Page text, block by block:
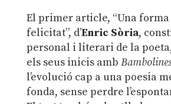
El primer article, “Una forma
felicitat”, d’Enric Sòria,
personal i literari de la
els seus inicis amb Bambolines
l’evolució cap a una poesia
fonda, sense perdre